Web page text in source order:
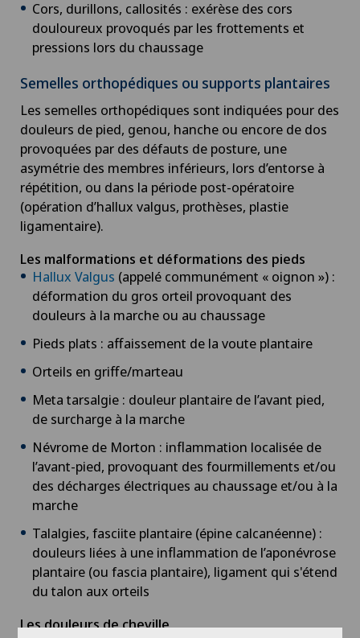
Cors, durillons, callosités : exérèse des cors
douloureux provoqués par les frottements et
pressions lors du chaussage
Semelles orthopédiques ou supports plantaires
Les semelles orthopédiques sont indiquées pour des
douleurs de pied, genou, hanche ou encore de dos
provoquées par des défauts de posture, une
asymétrie des membres inférieurs, lors d’entorse à
répétition, ou dans la période post-opératoire
(opération d’hallux valgus, prothèses, plastie
ligamentaire).
Les malformations et déformations des pieds
Hallux Valgus (appelé communément « oignon ») :
déformation du gros orteil provoquant des
douleurs à la marche ou au chaussage
Pieds plats : affaissement de la voute plantaire
Orteils en griffe/marteau
Meta tarsalgie : douleur plantaire de l’avant pied,
de surcharge à la marche
Névrome de Morton : inflammation localisée de
l’avant-pied, provoquant des fourmillements et/ou
des décharges électriques au chaussage et/ou à la
marche
Talalgies, fasciite plantaire (épine calcanéenne) :
douleurs liées à une inflammation de l’aponévrose
plantaire (ou fascia plantaire), ligament qui s'étend
du talon aux orteils
Les douleurs de cheville